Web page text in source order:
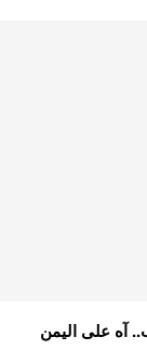
آه على اليمن